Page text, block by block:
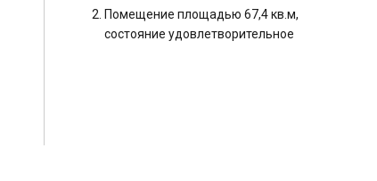
Помещение площадью 67,4 кв.м,
состояние удовлетворительное